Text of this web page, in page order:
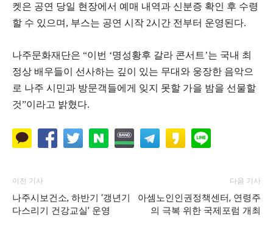
켓은 공연 당일 현장에서 예매 내역과 신분증 확인 후 수령
할 수 있으며, 부스는 공연 시작 2시간 전부터 운영된다.
나주문화재단은 “이번 ‘명성황후 갈라 콘서트’는 국내 최
정상 배우들이 선사하는 깊이 있는 무대와 웅장한 음악으
로 나주 시민과 방문객들에게 잊지 못할 가을 밤을 선물할
것”이라고 밝혔다.
이전 기사
나주시보건소, 하반기 ‘갱년기
다스리기 건강교실’ 운영
다음 기사
아셈노인인권정책센터, 연령주
의 극복 위한 국제포럼 개최